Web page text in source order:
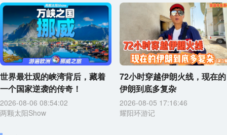
世界最壮观的峡湾背后，藏着
一个国家逆袭的传奇！
2026-08-06 08:54:02
两颗太阳Show
72小时穿越伊朗火线，现在的
伊朗到底多复杂
2026-08-05 17:16:46
耀阳环游记